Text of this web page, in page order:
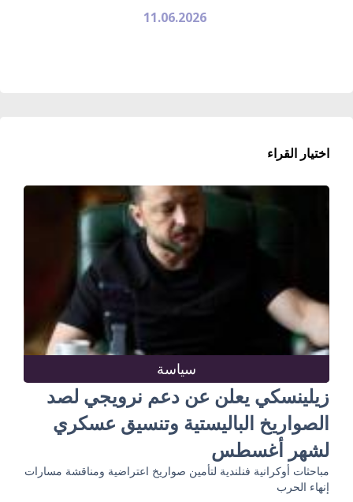
11.06.2026
اختيار القراء
سياسة
زيلينسكي يعلن عن دعم نرويجي لصد
الصواريخ الباليستية وتنسيق عسكري
لشهر أغسطس
مباحثات أوكرانية فنلندية لتأمين صواريخ اعتراضية ومناقشة مسارات
إنهاء الحرب